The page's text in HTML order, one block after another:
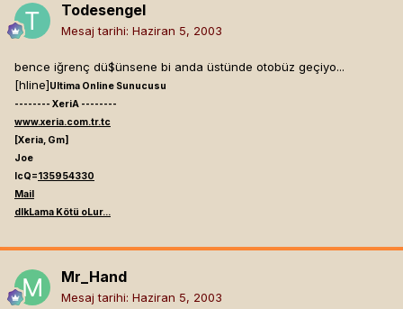
Todesengel
Mesaj tarihi: Haziran 5, 2003
bence iğrenç dü$ünsene bi anda üstünde otobüz geçiyo...
[hline]Ultima Online Sunucusu
-------- XeriA --------
www.xeria.com.tr.tc
[Xeria, Gm]
Joe
IcQ=135954330
Mail
dIkLama Kötü oLur...
Mr_Hand
Mesaj tarihi: Haziran 5, 2003